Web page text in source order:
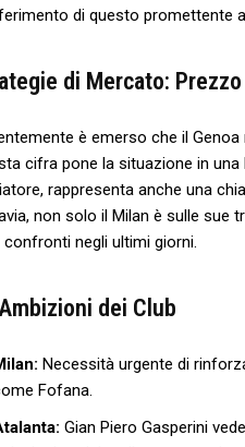
di questo promettente
di Mercato:
è emerso che il
cifra pone la situazione in
rappresenta anche​ una
non solo il Milan è sulle sue
confronti negli ultimi giorni.
dei Club
Necessità urgente ⁣di
Fofana.
Gian Piero Gasperini